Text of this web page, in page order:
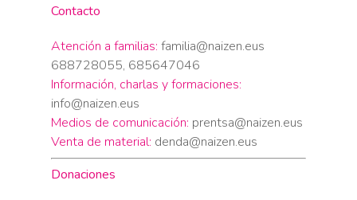
Contacto
Atención a familias: familia@naizen.eus
688728055, 685647046
Información, charlas y formaciones:
info@naizen.eus
Medios de comunicación: prentsa@naizen.eus
Venta de material: denda@naizen.eus
Donaciones